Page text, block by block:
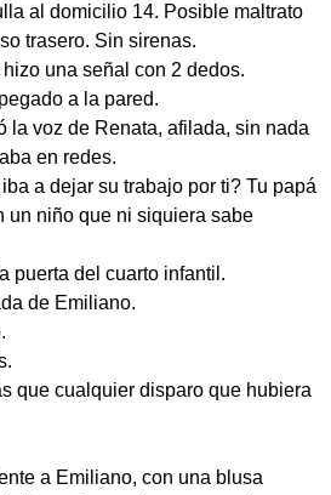
al domicilio 14. Posible maltrato
trasero. Sin sirenas.
una señal con 2 dedos.
a la pared.
la voz de Renata, afilada, sin nada
en redes.
a dejar su trabajo por ti? Tu papá
un niño que ni siquiera sabe
puerta del cuarto infantil.
de Emiliano.
que cualquier disparo que hubiera
a Emiliano, con una blusa